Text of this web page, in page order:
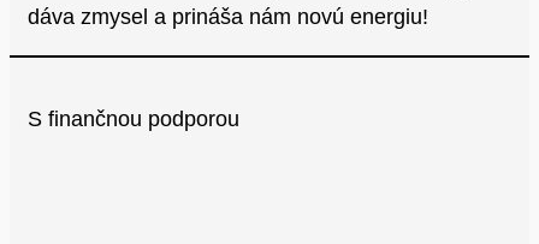
dáva zmysel a prináša nám novú energiu!
S finančnou podporou